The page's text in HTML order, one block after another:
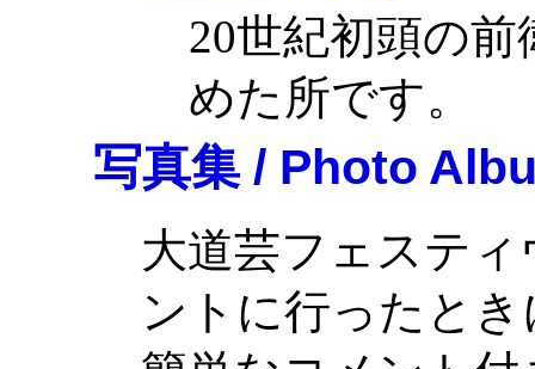
20世紀初頭の
めた所です。
写真集 / Photo
大道芸フェステ
ントに行ったと